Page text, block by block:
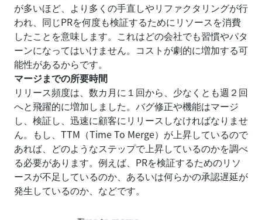
が多いほど、より多くの手直しやリファクタリングが行
われ、同じPRを何度も検証するためにリソースを消費
したことを意味します。これはどの会社でも習慣やパタ
ーンになってはいけません。コストが劇的に増加する可
能性があるからです。
マージまでの所要時間
リリース頻度は、数カ月に１回から、少なくとも週２回
へと飛躍的に増加しました。バグ修正や機能はマージ
し、検証し、迅速に顧客にリリースしなければなりませ
ん。もし、TTM（Time To Merge）が上昇しているので
あれば、どのようなステップで上昇しているのかを調べ
る必要があります。例えば、PRを検証するためのリソ
ースが不足しているのか、あるいは何らかの承認遅延が
発生しているのか、などです。